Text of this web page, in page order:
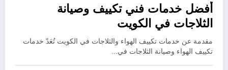
أفضل خدمات فني تكييف وصيانة
الثلاجات في الكويت
مقدمة عن خدمات تكييف الهواء والثلاجات في الكويت تُعَدّ خدمات
تكييف الهواء وصيانة الثلاجات في…